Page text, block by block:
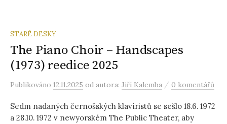
STARÉ DESKY
The Piano Choir – Handscapes
(1973) reedice 2025
Publikováno 12.11.2025 od autora: Jiří Kalemba / 0 komentářů
Sedm nadaných černošských klavíristů se sešlo 18.6. 1972
a 28.10. 1972 v newyorském The Public Theater, aby